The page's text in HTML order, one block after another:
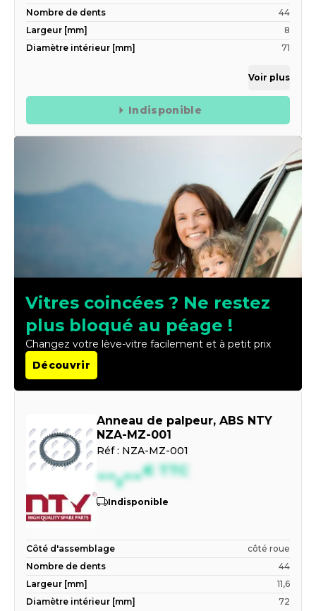
Nombre de dents
44
Largeur [mm]
8
Diamètre intérieur [mm]
71
Voir plus
Indisponible
Vitres coincées ? Ne restez
plus bloqué au péage !
Changez votre lève-vitre facilement et à petit prix
Découvrir
Anneau de palpeur, ABS NTY
NZA-MZ-001
Réf : NZA-MZ-001
--,--€ TTC
Indisponible
Côté d'assemblage
côté roue
Nombre de dents
44
Largeur [mm]
11,6
Diamètre intérieur [mm]
72